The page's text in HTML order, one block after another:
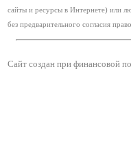
сайты и ресурсы в Интернете) или
без предварительного согласия
Сайт создан при финансовой